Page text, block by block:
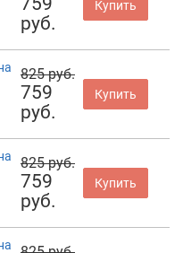
руб.
Купить
825 руб.
759
руб.
Купить
825 руб.
759
руб.
Купить